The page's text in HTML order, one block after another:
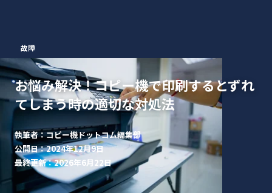
故障
お悩み解決！コピー機で印刷するとずれ
てしまう時の適切な対処法
執筆者：コピー機ドットコム編集部
公開日：2024年12月9日
最終更新：2026年6月22日